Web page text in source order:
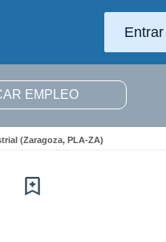
Entrar
(Zaragoza, PLA-ZA)